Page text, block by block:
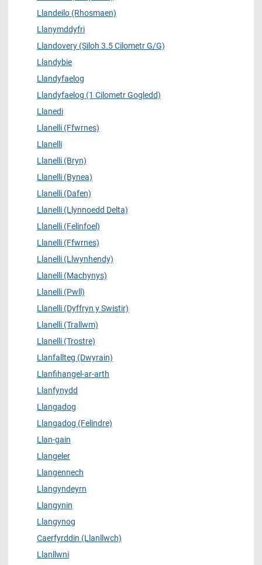
Llandeilo (Rhosmaen)
Llanymddyfri
Llandovery (Siloh 3.5 Cilometr G/G)
Llandybie
Llandyfaelog
Llandyfaelog (1 Cilometr Gogledd)
Llanedi
Llanelli (Ffwrnes)
Llanelli
Llanelli (Bryn)
Llanelli (Bynea)
Llanelli (Dafen)
Llanelli (Llynnoedd Delta)
Llanelli (Felinfoel)
Llanelli (Ffwrnes)
Llanelli (Llwynhendy)
Llanelli (Machynys)
Llanelli (Pwll)
Llanelli (Dyffryn y Swistir)
Llanelli (Trallwm)
Llanelli (Trostre)
Llanfallteg (Dwyrain)
Llanfihangel-ar-arth
Llanfynydd
Llangadog
Llangadog (Felindre)
Llan-gain
Llangeler
Llangennech
Llangyndeyrn
Llangynin
Llangynog
Caerfyrddin (Llanllwch)
Llanllwni